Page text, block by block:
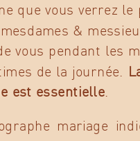
que vous verrez
&
vous pendant les
de la journée.
est essentielle.